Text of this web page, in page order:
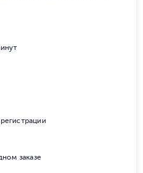
заказе